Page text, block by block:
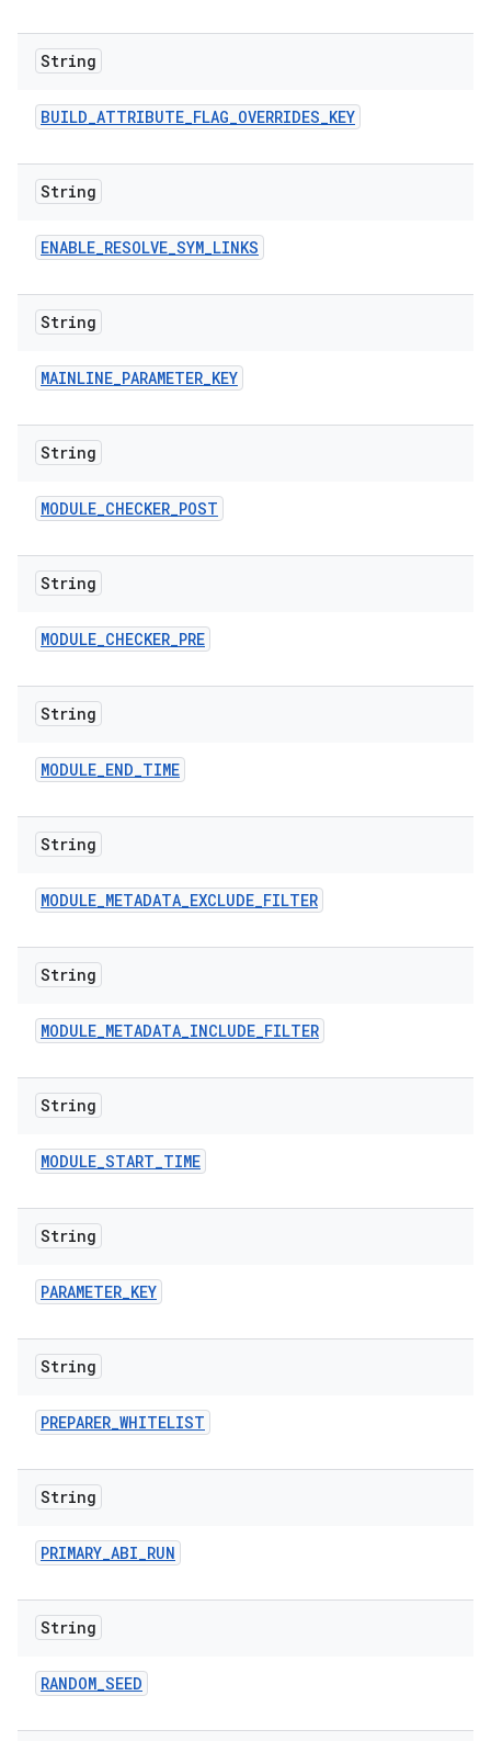
String
BUILD_ATTRIBUTE_FLAG_OVERRIDES_KEY
String
ENABLE_RESOLVE_SYM_LINKS
String
MAINLINE_PARAMETER_KEY
String
MODULE_CHECKER_POST
String
MODULE_CHECKER_PRE
String
MODULE_END_TIME
String
MODULE_METADATA_EXCLUDE_FILTER
String
MODULE_METADATA_INCLUDE_FILTER
String
MODULE_START_TIME
String
PARAMETER_KEY
String
PREPARER_WHITELIST
String
PRIMARY_ABI_RUN
String
RANDOM_SEED